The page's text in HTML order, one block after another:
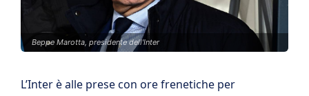
Beppe Marotta, presidente dell'Inter
L’Inter è alle prese con ore frenetiche per